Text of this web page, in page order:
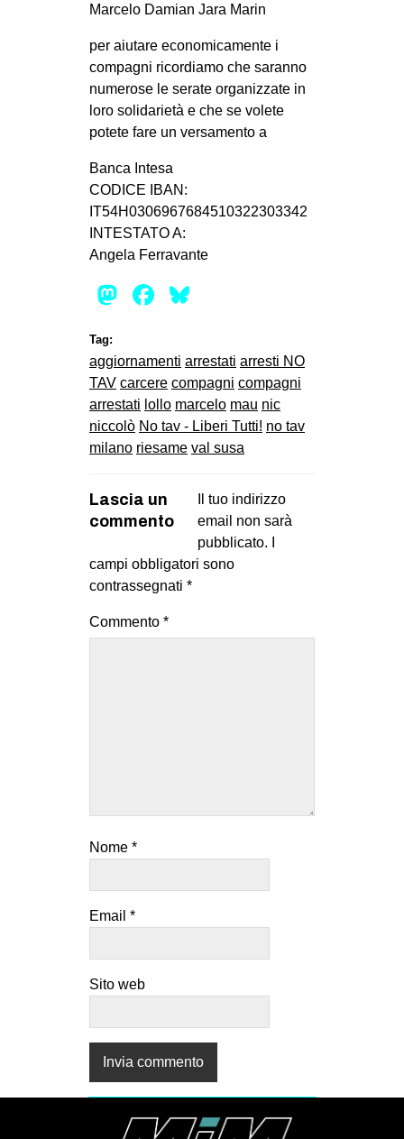
tw
bsky
Marcelo Damian Jara Marin
per aiutare economicamente i
compagni ricordiamo che saranno
numerose le serate organizzate in
loro solidarietà e che se volete
potete fare un versamento a
Banca Intesa
CODICE IBAN:
IT54H0306967684510322303342
INTESTATO A:
Angela Ferravante
Mastodon
Facebook
Tag:
aggiornamenti arrestati arresti NO
TAV carcere compagni compagni
arrestati lollo marcelo mau nic
niccolò No tav - Liberi Tutti! no tav
milano riesame val susa
Lascia un
commento
Il tuo indirizzo
email non sarà
pubblicato.
campi obbligatori sono
contrassegnati *
Commento *
Nome *
Email *
Sito web